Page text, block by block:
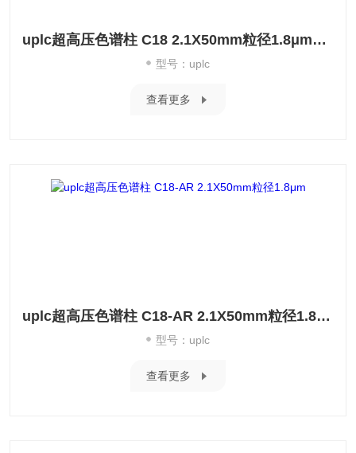
uplc超高压色谱柱 C18 2.1X50mm粒径1.8μm120Å
型号：uplc
查看更多
uplc超高压色谱柱 C18-AR 2.1X50mm粒径1.8μm
型号：uplc
查看更多